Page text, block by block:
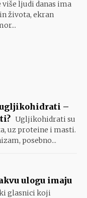
više ljudi danas ima
života, ekran
–
Ugljikohidrati su
uz proteine i masti.
posebno...
ulogu imaju
glasnici koji